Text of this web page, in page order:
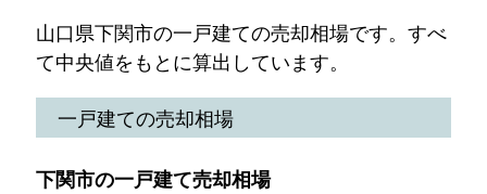
山口県下関市の一戸建ての売却相場です。すべ
て中央値をもとに算出しています。
一戸建ての売却相場
下関市の一戸建て売却相場